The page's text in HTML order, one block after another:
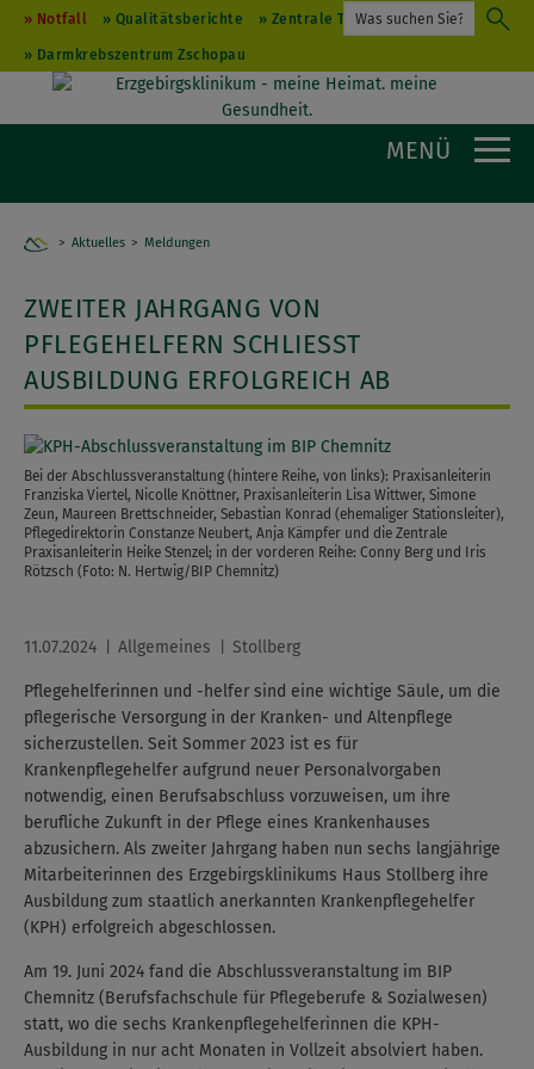
Notfall Qualitätsberichte Zentrale Terminvergabe
Darmkrebszentrum Zschopau
MENÜ
Home
Aktuelles Meldungen
ZWEITER JAHRGANG VON
PFLEGEHELFERN SCHLIESST A
USBILDUNG ERFOLGREICH AB
Bei der Abschlussveranstaltung (hintere Reihe, von links): Praxisanleiterin
Franziska Viertel, Nicolle Knöttner, Praxisanleiterin Lisa Wittwer, Simone
Zeun, Maureen Brettschneider, Sebastian Konrad (ehemaliger Stationsleiter),
Pflegedirektorin Constanze Neubert, Anja Kämpfer und die Zentrale
Praxisanleiterin Heike Stenzel; in der vorderen Reihe: Conny Berg und Iris
Rötzsch (Foto: N. Hertwig/BIP Chemnitz)
11.07.2024 Allgemeines Stollberg
Pflegehelferinnen und -helfer sind eine wichtige Säule, um die
pflegerische Versorgung in der Kranken- und Altenpflege
sicherzustellen. Seit Sommer 2023 ist es für
Krankenpflegehelfer aufgrund neuer Personalvorgaben
notwendig, einen Berufsabschluss vorzuweisen, um ihre
berufliche Zukunft in der Pflege eines Krankenhauses
abzusichern. Als zweiter Jahrgang haben nun sechs langjährige
Mitarbeiterinnen des Erzgebirgsklinikums Haus Stollberg ihre
Ausbildung zum staatlich anerkannten Krankenpflegehelfer
(KPH) erfolgreich abgeschlossen.
Am 19. Juni 2024 fand die Abschlussveranstaltung im BIP
Chemnitz (Berufsfachschule für Pflegeberufe & Sozialwesen)
statt, wo die sechs Krankenpflegehelferinnen die KPH-
Ausbildung in nur acht Monaten in Vollzeit absolviert haben.